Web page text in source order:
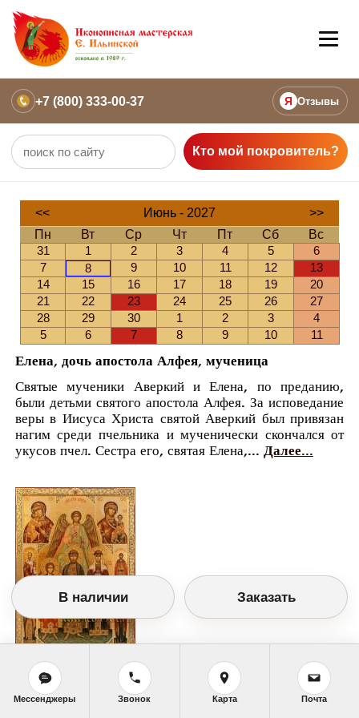
+7 (800) 333-00-37 Я Отзывы
Кто мой покровитель?
<< Июнь - 2027
>>
Пн
Вт Ср Чт Пт Сб
Вс
31
1 2 3 4 5
6
7
8 9 10 11 12
13
14
15 16 17 18 19
20
21
22 23 24 25 26
27
28
29 30 1 2 3
4
5
6 7 8 9 10 11
Елена, дочь апостола Алфея, мученица
Святые мученики Аверкий и Елена, по преданию,
были детьми святого апостола Алфея. За исповедание
веры в Иисуса Христа святой Аверкий был привязан
нагим среди пчельника и мученически скончался от
укусов пчел. Сестра его, святая Елена,... Далее...
Православный календарь
<<Вторник, 8 Июня (26 Мая по старому
В наличии Заказать
Мессенджеры Звонок Карта Почта